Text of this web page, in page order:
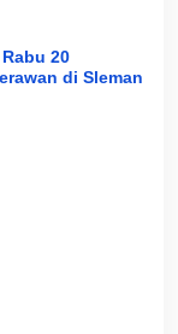
20
di Sleman